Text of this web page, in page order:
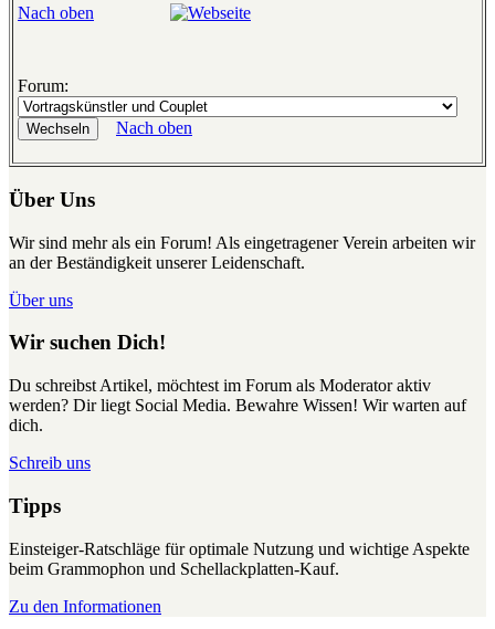
Nach oben
Forum:
Nach oben
Über Uns
Wir sind mehr als ein Forum! Als eingetragener Verein arbeiten wir
an der Beständigkeit unserer Leidenschaft.
Über uns
Wir suchen Dich!
Du schreibst Artikel, möchtest im Forum als Moderator aktiv
werden? Dir liegt Social Media. Bewahre Wissen! Wir warten auf
dich.
Schreib uns
Tipps
Einsteiger-Ratschläge für optimale Nutzung und wichtige Aspekte
beim Grammophon und Schellackplatten-Kauf.
Zu den Informationen